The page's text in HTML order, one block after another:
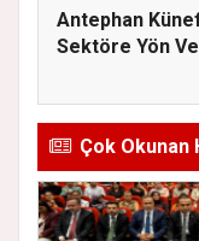
Antephan
Sektöre Yön
Çok Okunan